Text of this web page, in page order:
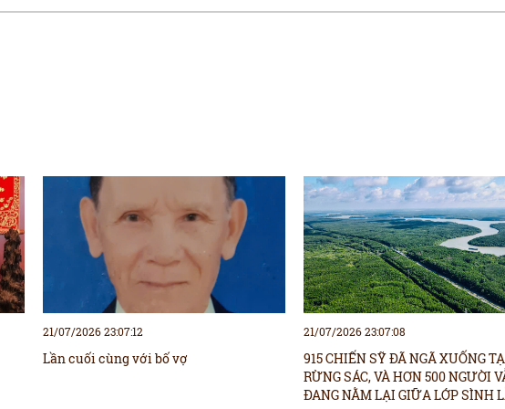
21/07/2026 23:07:12
Lần cuối cùng với bố vợ
21/07/2026 23:07:08
915 CHIẾN SỸ ĐÃ NGÃ XUỐNG
RỪNG SÁC, VÀ HƠN 500 NGƯỜI
ĐANG NẰM LẠI GIỮA LỚP SÌNH